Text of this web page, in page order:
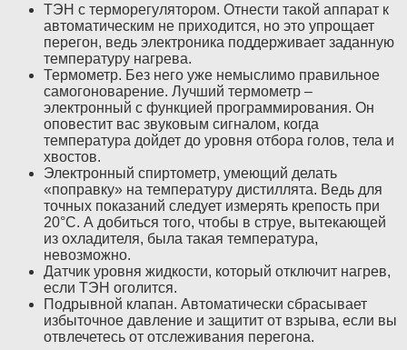
ТЭН с терморегулятором. Отнести такой аппарат к
автоматическим не приходится, но это упрощает
перегон, ведь электроника поддерживает заданную
температуру нагрева.
Термометр. Без него уже немыслимо правильное
самогоноварение. Лучший термометр –
электронный с функцией программирования. Он
оповестит вас звуковым сигналом, когда
температура дойдет до уровня отбора голов, тела и
хвостов.
Электронный спиртометр, умеющий делать
«поправку» на температуру дистиллята. Ведь для
точных показаний следует измерять крепость при
20°С. А добиться того, чтобы в струе, вытекающей
из охладителя, была такая температура,
невозможно.
Датчик уровня жидкости, который отключит нагрев,
если ТЭН оголится.
Подрывной клапан. Автоматически сбрасывает
избыточное давление и защитит от взрыва, если вы
отвлечетесь от отслеживания перегона.